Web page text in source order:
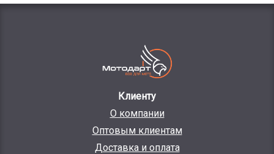
Клиенту
О компании
Оптовым клиентам
Доставка и оплата